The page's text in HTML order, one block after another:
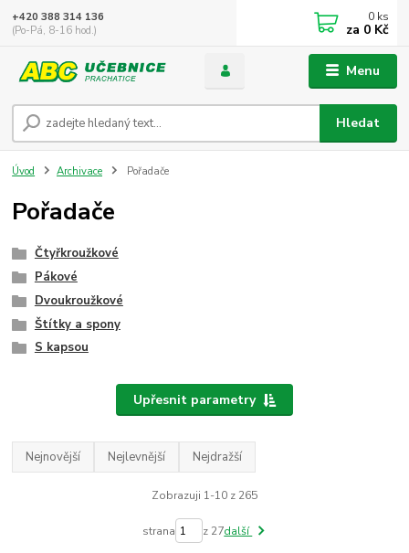
Menu
Hledat
+420 388 314 136
(Po-Pá, 8-16 hod.)
0 ks
za 0 Kč
Úvod Archivace Pořadače
Pořadače
Čtyřkroužkové
Pákové
Dvoukroužkové
Štítky a spony
S kapsou
Upřesnit parametry
Nejnovější Nejlevnější Nejdražší
Zobrazuji 1-10 z 265
strana z 27další